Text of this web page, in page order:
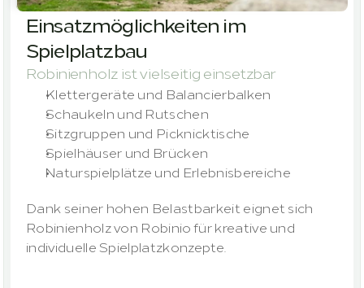
Einsatzmöglichkeiten im
Spielplatzbau
Robinienholz ist vielseitig einsetzbar
Klettergeräte und Balancierbalken
Schaukeln und Rutschen
Sitzgruppen und Picknicktische
Spielhäuser und Brücken
Naturspielplätze und Erlebnisbereiche
Dank seiner hohen Belastbarkeit eignet sich
Robinienholz von Robinio für kreative und
individuelle Spielplatzkonzepte.